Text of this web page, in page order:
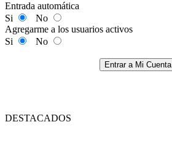
Entrada automática
Si
No
Agregarme a los usuarios activos
Si
No
Entrar a Mi Cuenta
DESTACADOS